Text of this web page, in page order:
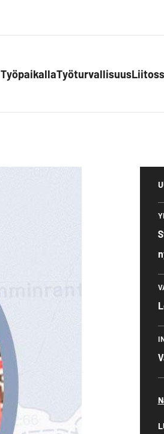
TyöpaikallaTyöturvallisuus